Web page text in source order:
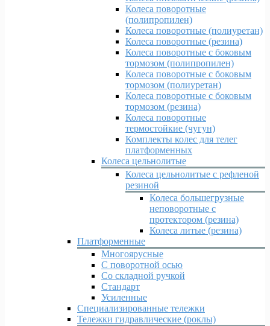
Колеса поворотные
(полипропилен)
Колеса поворотные (полиуретан)
Колеса поворотные (резина)
Колеса поворотные c боковым
тормозом (полипропилен)
Колеса поворотные c боковым
тормозом (полиуретан)
Колеса поворотные c боковым
тормозом (резина)
Колеса поворотные
термостойкие (чугун)
Комплекты колес для телег
платформенных
Колеса цельнолитые
Колеса цельнолитые с рефленой
резиной
Колеса большегрузные
неповоротные с
протектором (резина)
Колеса литые (резина)
Платформенные
Многоярусные
С поворотной осью
Со складной ручкой
Стандарт
Усиленные
Специализированные тележки
Тележки гидравлические (роклы)